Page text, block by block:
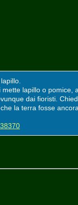
lapillo o
dai fioristi. Chiedi
la terra fosse